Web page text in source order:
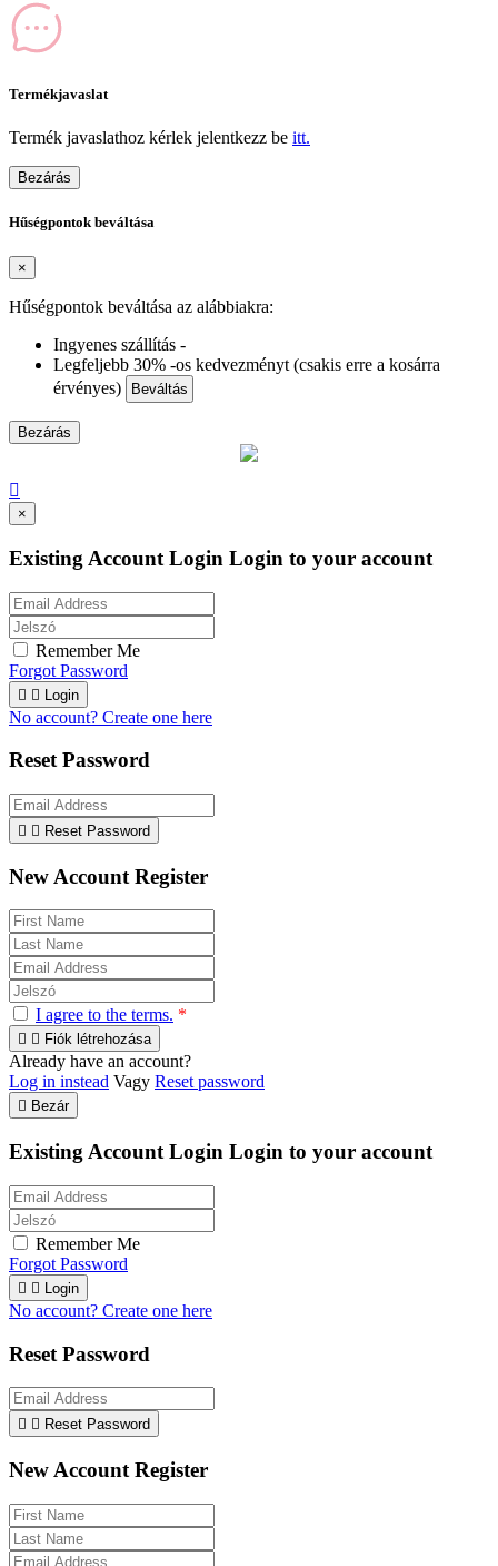
Termékjavaslat
Termék javaslathoz kérlek jelentkezz be itt.
Bezárás
Hűségpontok beváltása
×
Hűségpontok beváltása az alábbiakra:
Ingyenes szállítás -
Legfeljebb 30% -os kedvezményt (csakis erre a kosárra
érvényes)
Beváltás
Bezárás

×
Existing Account Login Login to your account
Remember Me
Forgot Password
  Login
No account? Create one here
Reset Password
  Reset Password
New Account Register
I agree to the terms. *
  Fiók létrehozása
Already have an account?
Log in instead Vagy Reset password
 Bezár
Existing Account Login Login to your account
Remember Me
Forgot Password
  Login
No account? Create one here
Reset Password
  Reset Password
New Account Register